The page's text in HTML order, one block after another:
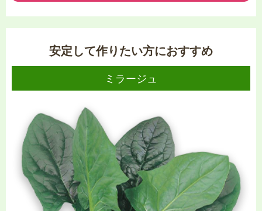
安定して作りたい方におすすめ
ミラージュ